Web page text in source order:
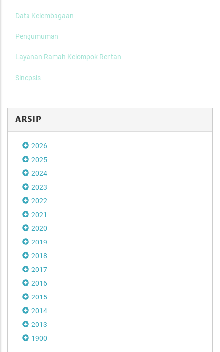
Data Kelembagaan
Pengumuman
Layanan Ramah Kelompok Rentan
Sinopsis
ARSIP
2026
2025
2024
2023
2022
2021
2020
2019
2018
2017
2016
2015
2014
2013
1900